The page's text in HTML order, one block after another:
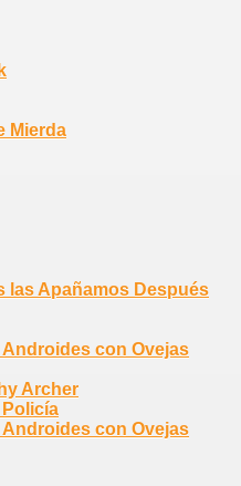
Mierda
las Apañamos Después
con Ovejas
Archer
con Ovejas